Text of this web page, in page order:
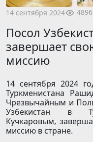
14 сентября 2024 4896
Посол
завершает
миссию
14 сентября 2024
Туркменистана
Чрезвычайным и
Узбекистан в
Кучкаровым,
миссию в стране.